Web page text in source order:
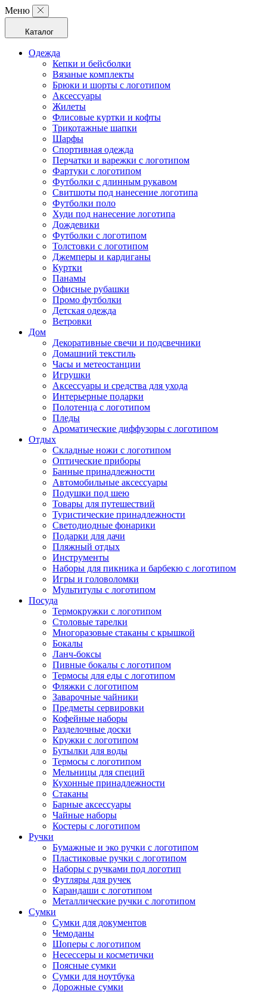
Меню
Каталог
Одежда
Кепки и бейсболки
Вязаные комплекты
Брюки и шорты с логотипом
Аксессуары
Жилеты
Флисовые куртки и кофты
Трикотажные шапки
Шарфы
Спортивная одежда
Перчатки и варежки с логотипом
Фартуки с логотипом
Футболки с длинным рукавом
Свитшоты под нанесение логотипа
Футболки поло
Худи под нанесение логотипа
Дождевики
Футболки с логотипом
Толстовки с логотипом
Джемперы и кардиганы
Куртки
Панамы
Офисные рубашки
Промо футболки
Детская одежда
Ветровки
Дом
Декоративные свечи и подсвечники
Домашний текстиль
Часы и метеостанции
Игрушки
Аксессуары и средства для ухода
Интерьерные подарки
Полотенца с логотипом
Пледы
Ароматические диффузоры с логотипом
Отдых
Складные ножи с логотипом
Оптические приборы
Банные принадлежности
Автомобильные аксессуары
Подушки под шею
Товары для путешествий
Туристические принадлежности
Светодиодные фонарики
Подарки для дачи
Пляжный отдых
Инструменты
Наборы для пикника и барбекю с логотипом
Игры и головоломки
Мультитулы с логотипом
Посуда
Термокружки с логотипом
Столовые тарелки
Многоразовые стаканы с крышкой
Бокалы
Ланч-боксы
Пивные бокалы с логотипом
Термосы для еды с логотипом
Фляжки с логотипом
Заварочные чайники
Предметы сервировки
Кофейные наборы
Разделочные доски
Кружки с логотипом
Бутылки для воды
Термосы с логотипом
Мельницы для специй
Кухонные принадлежности
Стаканы
Барные аксессуары
Чайные наборы
Костеры с логотипом
Ручки
Бумажные и эко ручки с логотипом
Пластиковые ручки с логотипом
Наборы с ручками под логотип
Футляры для ручек
Карандаши с логотипом
Металлические ручки с логотипом
Сумки
Сумки для документов
Чемоданы
Шоперы с логотипом
Несессеры и косметички
Поясные сумки
Сумки для ноутбука
Дорожные сумки